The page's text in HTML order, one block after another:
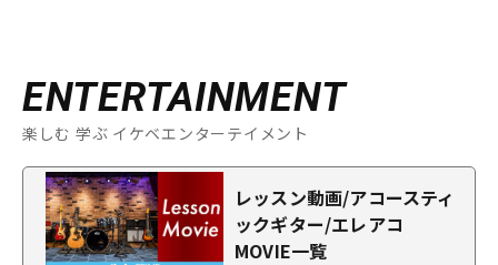
ENTERTAINMENT
楽しむ 学ぶ イケベエンターテイメント
レッスン動画/アコースティ
ックギター/エレアコ
MOVIE一覧